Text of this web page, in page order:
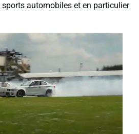
automobiles et en particulier